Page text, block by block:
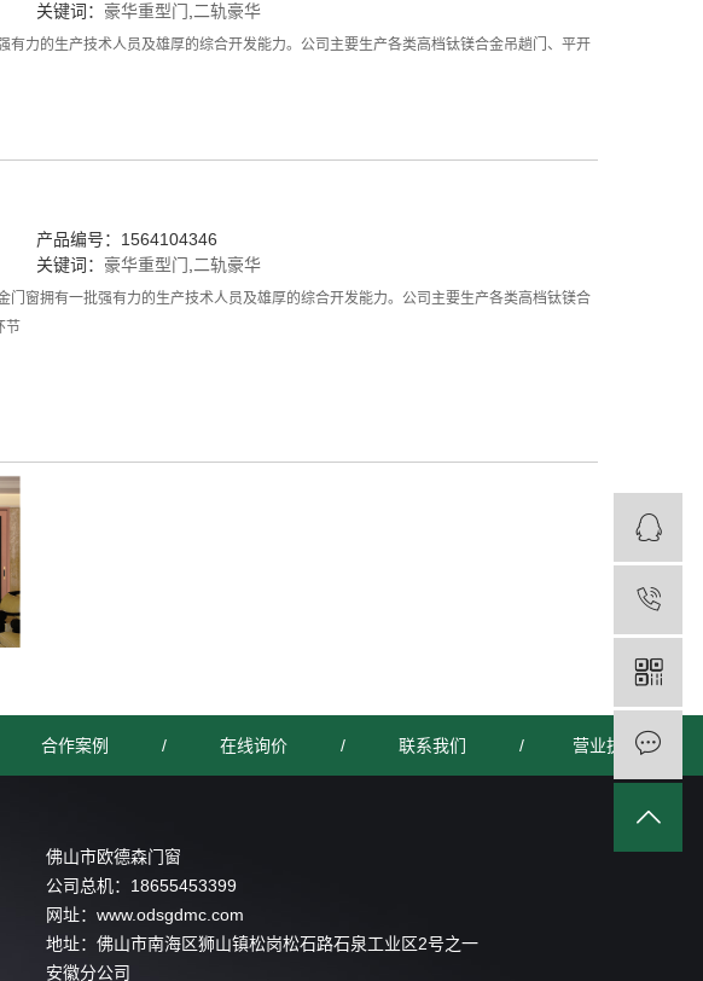
关键词： 豪华重型门 二轨豪华
力的生产技术人员及雄厚的综合开发能力。公司主要生产各类高档钛镁合金吊趟门、平开
产品编号：1564104346
关键词： 豪华重型门 二轨豪华
窗拥有一批强有力的生产技术人员及雄厚的综合开发能力。公司主要生产各类高档钛镁合
节
合作案例 / 在线询价 / 联系我们 / 营业执照
佛山市欧德森门窗
公司总机： 18655453399
网址： www.odsgdmc.com
地址：佛山市南海区狮山镇松岗松石路石泉工业区2号之一
安徽分公司